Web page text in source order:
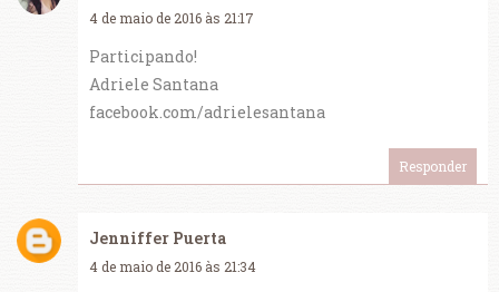
4 de maio de 2016 às 21:17
Participando!
Adriele Santana
facebook.com/adrielesantana
Responder
Jenniffer Puerta
4 de maio de 2016 às 21:34